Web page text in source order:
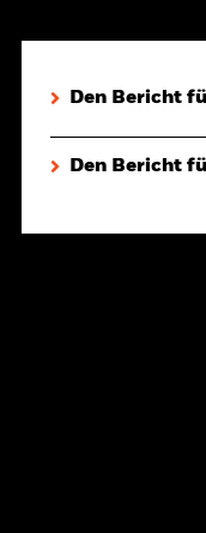
Den Bericht
Den Bericht